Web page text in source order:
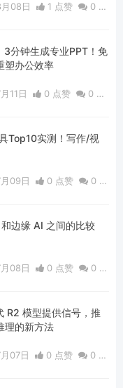
08日 1 点赞 0 评
分钟生成专业PPT！免
塑办公效率
11日 0 点赞 0 评
Top10实测！写作/视
09日 0 点赞 0 评
边缘 AI 之间的比较
08日 0 点赞 0 评
R2 模型提供信号，推
理的新方法
07日 0 点赞 0 评